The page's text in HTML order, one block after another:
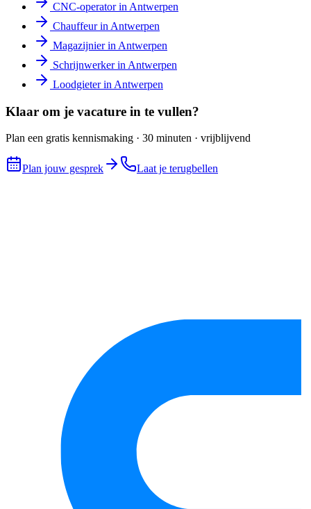
CNC-operatorin Antwerpen
Chauffeurin Antwerpen
Magazijnierin Antwerpen
Schrijnwerkerin Antwerpen
Loodgieterin Antwerpen
Klaar om je vacature in te vullen?
Plan een gratis kennismaking · 30 minuten · vrijblijvend
Plan jouw gesprek Laat je terugbellen